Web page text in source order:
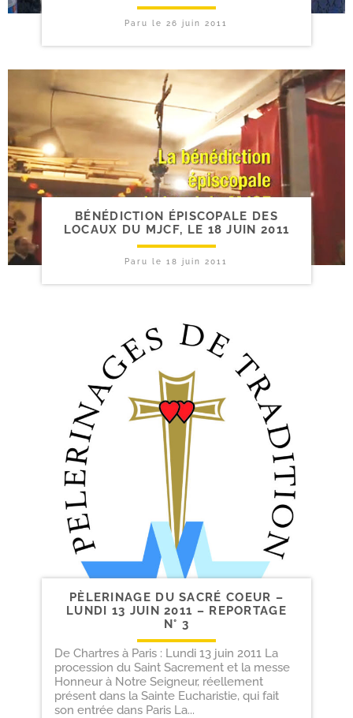
Paru le26 juin 2011
BÉNÉDICTION ÉPISCOPALE DES
LOCAUX DU MJCF, LE 18 JUIN 2011
Paru le18 juin 2011
PÈLERINAGE DU SACRÉ COEUR –
LUNDI 13 JUIN 2011 – REPORTAGE
N° 3
De Chartres à Paris : Lundi 13 juin 2011 La
procession du Saint Sacrement et la messe
Honneur à Notre Seigneur, réellement
présent dans la Sainte Eucharistie, qui fait
son entrée dans Paris La...